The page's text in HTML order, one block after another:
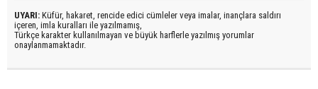
UYARI: Küfür, hakaret, rencide edici cümleler veya imalar, inançlara saldırı
içeren, imla kuralları ile yazılmamış,
Türkçe karakter kullanılmayan ve büyük harflerle yazılmış yorumlar
onaylanmamaktadır.